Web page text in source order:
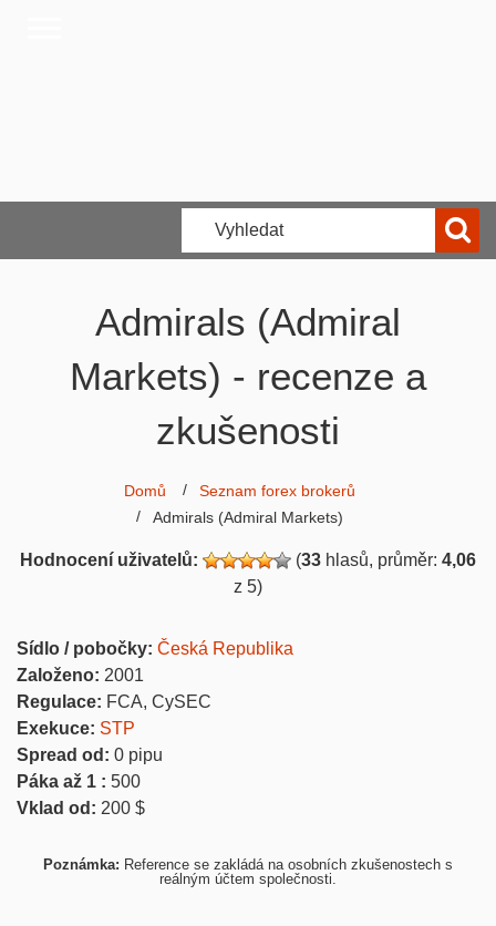
Admirals (Admiral
Markets) - recenze a
zkušenosti
Domů
Seznam forex brokerů
Admirals (Admiral Markets)
Hodnocení uživatelů: (33 hlasů, průměr: 4,06
z 5)
Sídlo / pobočky: Česká Republika
Založeno: 2001
Regulace: FCA, CySEC
Exekuce: STP
Spread od: 0 pipu
Páka až 1 : 500
Vklad od: 200 $
Poznámka: Reference se zakládá na osobních zkušenostech s
reálným účtem společnosti.